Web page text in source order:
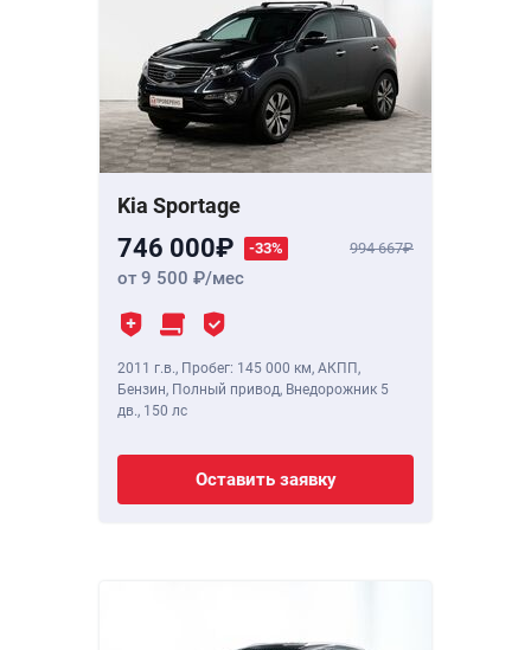
Kia Sportage
746 000 -33% 994 667
от 9 500 /мес
2011 г.в., Пробег: 145 000 км, АКПП,
Бензин, Полный привод, Внедорожник 5
дв., 150 лс
Оставить заявку